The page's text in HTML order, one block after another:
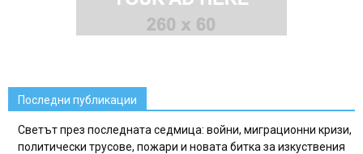
Последни публикации
Светът през последната седмица: войни, миграционни кризи,
политически трусове, пожари и новата битка за изкуствения